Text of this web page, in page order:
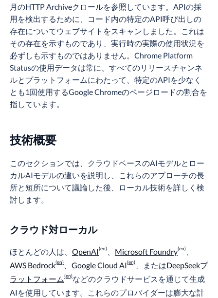
月のHTTP Archiveクロールを参照しています。APIの採
用を検出するために、コード内の特定のAPI呼び出しの
存在についてウェブサイトをスキャンしました。これは
その存在を示すものであり、実行時の実際の使用状況を
必ずしも示すものではありません。Chrome Platform
Statusの使用データは常に、すべてのリリースチャンネ
ルとプラットフォームにわたって、特定のAPIを少なく
とも1回使用するGoogle Chromeのページロードの割合を
指しています。
技術概要
このセクションでは、クラウドベースのAIモデルとロー
カルAIモデルの違いを説明し、これらのアプローチの長
所と短所について議論した後、ローカル技術を詳しく検
討します。
クラウド対ローカル
ほとんどの人は、 OpenAI Microsoft Foundry
AWS Bedrock
Google Cloud AI 、またはDeepSeekプ
ラットフォーム
などのクラウドサービスを通じて生成
AIを使用しています。これらのプロバイダーは膨大な計